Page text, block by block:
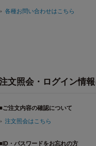
各種お問い合わせはこちら
文照会・ログイン情
ご注文内容の確認について
注文照会はこちら
・パスワードをお忘れの方